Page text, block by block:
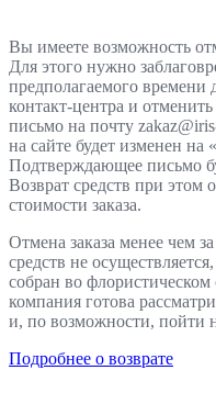
Вы имеете возможность
Для этого нужно
предполагаемого времени
контакт-центра и
письмо на почту
на сайте будет изменен на
Подтверждающее письмо
Возврат средств при этом
стоимости заказа.
Отмена заказа менее чем
средств не
собран во
компания готова
и, по возможности, пойти
Подробнее о возврате